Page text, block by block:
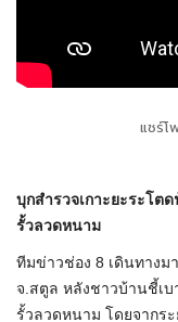
แชร์โ
บุกสำรวจเกาะยะระโต
รั้วลวดหนาม
ทีมข่าวช่อง 8 เดินทางม
จ.สตูล หลังชาวบ้านชี้เบ
รั้วลวดหนาม โดยจากระ